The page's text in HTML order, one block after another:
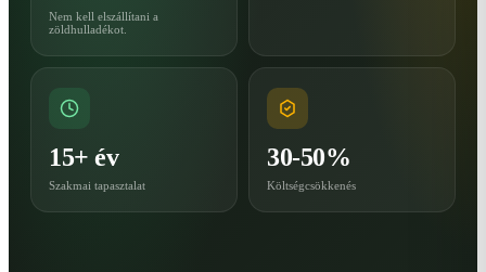
Nem kell elszállítani a
zöldhulladékot.
15+ év
Szakmai tapasztalat
30-50%
Költségcsökkenés